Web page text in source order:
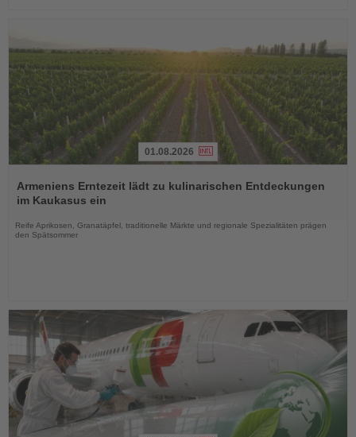
Sie
die
01.08.2026
Armeniens Erntezeit lädt zu kulinarischen Entdeckungen
im Kaukasus ein
Reife Aprikosen, Granatäpfel, traditionelle Märkte und regionale Spezialitäten prägen
den Spätsommer